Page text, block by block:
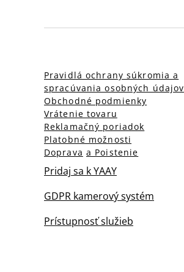
Pravidlá ochrany súkromia a
spracúvania osobných údajov
Obchodné podmienky
Vrátenie tovaru
Reklamačný poriadok
Platobné možnosti
Doprava a Poistenie
Pridaj sa k YAAY
GDPR kamerový systém
Prístupnosť služieb